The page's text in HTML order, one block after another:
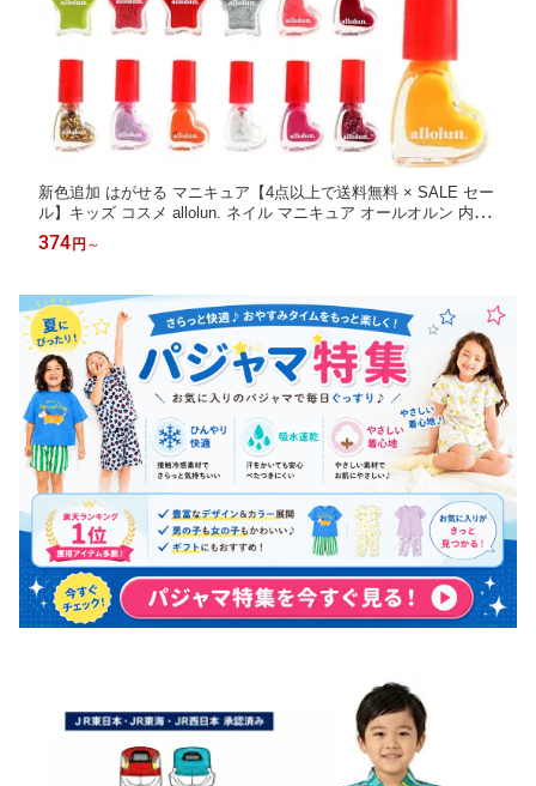
新色追加 はがせる マニキュア【4点以上で送料無料 × SALE セー
ル】キッズ コスメ allolun. ネイル マニキュア オールオルン 内容
量3.5ml～ ネイルキッズ ママと一緒 ラメ ハートモチーフネイル |
ランキング1位 キッズコスメ キッズ ネイル 女の子 女児 プチギフ
374 円 ～